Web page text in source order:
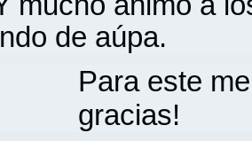
de aúpa.
Para este
gracias!